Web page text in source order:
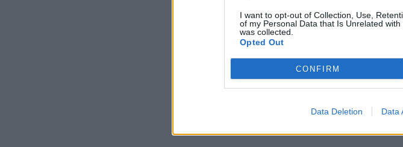
I want to opt-out of Collection, Use,
of my Personal Data that Is Unrelated
was collected.
Opted Out
CONFIRM
Data Deletion Data